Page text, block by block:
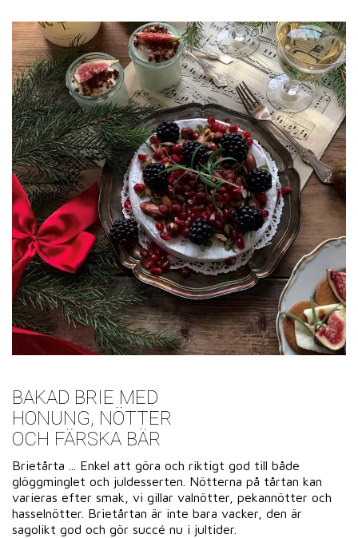
BAKAD BRIE MED
HONUNG, NÖTTER
OCH FÄRSKA BÄR
Brietårta ... Enkel att göra och riktigt god till både
glöggminglet och juldesserten. Nötterna på tårtan kan
varieras efter smak, vi gillar valnötter, pekannötter och
hasselnötter. Brietårtan är inte bara vacker, den är
sagolikt god och gör succé nu i jultider.